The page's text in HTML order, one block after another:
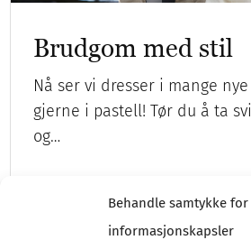
Behandle samtykke for
informasjonskapsler
Brudgom med stil
Nå ser vi dresser i mange
gjerne i pastell! Tør du å ta
og…
Herremote